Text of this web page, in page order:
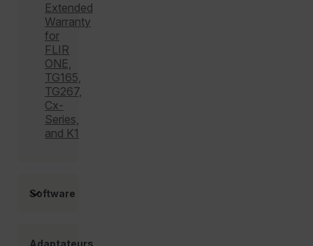
Extended
Warranty
for
FLIR
ONE,
TG165,
TG267,
Cx-
Series,
and K1
Software
Adaptateurs
cashrun_site_id
CS_FPC
Google